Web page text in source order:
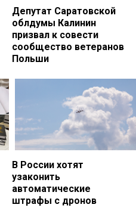
Депутат Саратовской
облдумы Калинин
призвал к совести
сообщество ветеранов
Польши
В России хотят
узаконить
автоматические
штрафы с дронов